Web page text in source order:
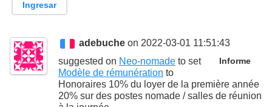
Ingresar
adebuche on 2022-03-01 11:51:43
Informe
suggested on Neo-nomade to set
Modèle de rémunération to
Honoraires 10% du loyer de la première année
20% sur des postes nomade / salles de réunion